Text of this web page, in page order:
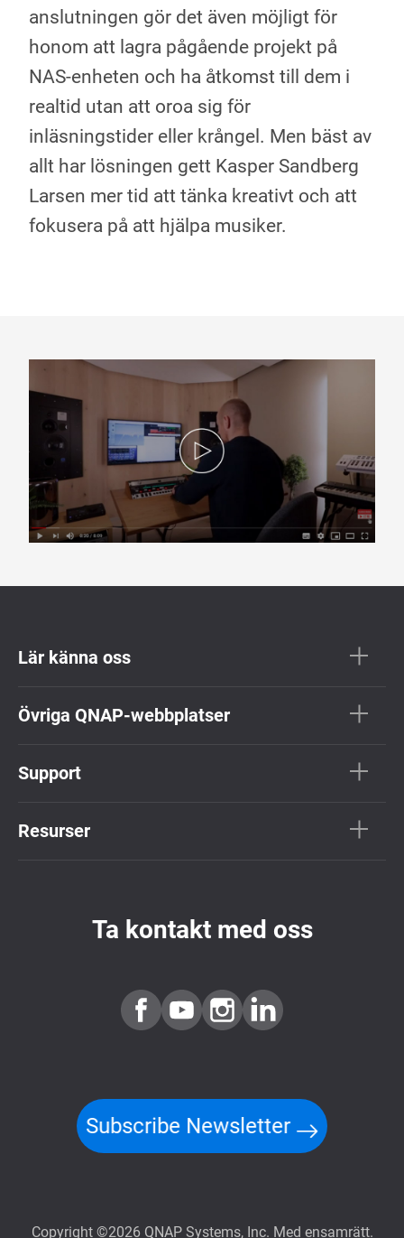
anslutningen gör det även möjligt för
honom att lagra pågående projekt på
NAS-enheten och ha åtkomst till dem i
realtid utan att oroa sig för
inläsningstider eller krångel. Men bäst av
allt har lösningen gett Kasper Sandberg
Larsen mer tid att tänka kreativt och att
fokusera på att hjälpa musiker.
Lär känna oss
Övriga QNAP-webbplatser
Support
Resurser
Ta kontakt med oss
Subscribe Newsletter
Copyright ©2026 QNAP Systems, Inc. Med ensamrätt.